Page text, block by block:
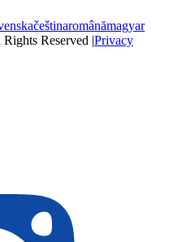
češtinaromânămagyar
Reserved |Privacy